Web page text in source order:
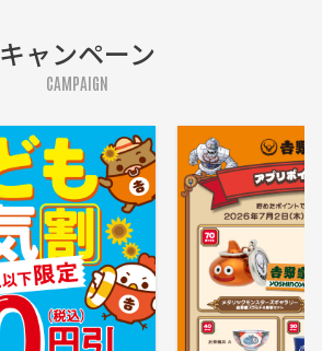
キャンペーン
CAMPAIGN